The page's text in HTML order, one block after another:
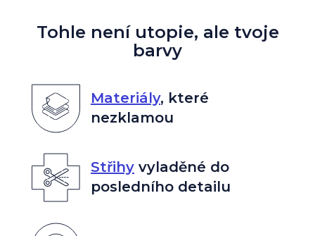
Tohle není utopie, ale tvoje
barvy
Materiály, které
nezklamou
Střihyvyladěné do
posledního detailu